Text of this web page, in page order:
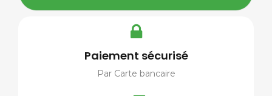
Paiement sécurisé
Par Carte bancaire